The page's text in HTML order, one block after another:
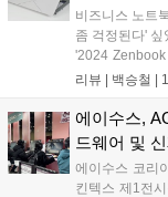
비즈니스 노트
좀 걱정된다'
'2024 Zenbook
런 후보군 중
는 제품이기에
AI 프로세서를
코어 Ultra 9
LPDDR5X-
리뷰 | 백승철
에이수스,
드웨어 및
에이수스 코리
킨텍스 제1전